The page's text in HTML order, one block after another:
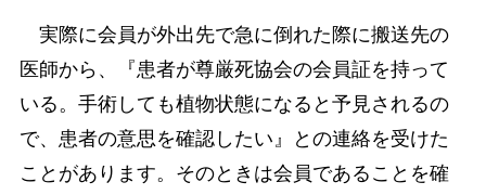
実際に会員が外出先で急に倒れた際に搬送先の
医師から、『患者が尊厳死協会の会員証を持って
いる。手術しても植物状態になると予見されるの
で、患者の意思を確認したい』との連絡を受けた
ことがあります。そのときは会員であることを確